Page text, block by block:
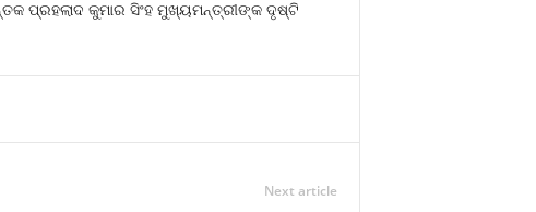
ପ୍ରହଲାଦ କୁମାର ସିଂହ ମୁଖ୍ୟମନ୍ତ୍ରୀଙ୍କ ଦୃଷ୍ଟି
Next article